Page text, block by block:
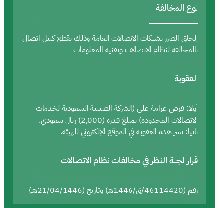
نوع المخالفة
إلحاق الضرر بشبكات الاتصالات العامة وذلك بقطع كيبل اتصال
بالمخالفة لنظام الاتصالات وتقنية المعلومات
العقوبة
أولا: فرض غرامة على (الشركة الصينية السعودية لخدمات
الاتصالات المحدودة) بمبلغ قدره (2,000) ريال سعودي.
ثانيا: نشر هذه العقوبة في الموقع الإلكتروني للهيئة.
قرار لجنة النظر في مخالفات نظام الاتصالات
رقم (46114420/ق/1446هـ) وتاريخ (21/04/1446هـ)